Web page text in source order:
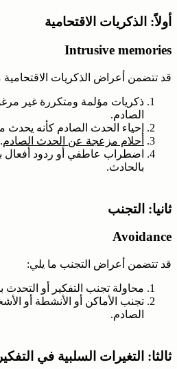
أولاً: الذكريات الاقتحامية
Intrusive memories
قد تتضمن أعراض الذكريات الاقتحامية
ذكريات مؤلمة ومتكررة غير
الصادم.
إحياء الحدث الصادم كأنه يحدث
أحلام مزعجة عن الحدث الصادم.
اضطراب عاطفي أو ردود أفعال
بالحادث.
ثانيا: التجنب
Avoidance
قد تتضمن أعراض التجنب ما يلي:
محاولة تجنب التفكير أو
تجنب الأماكن أو الأنشطة أو
الصادم.
ثالثا: التغيرات السلبية في